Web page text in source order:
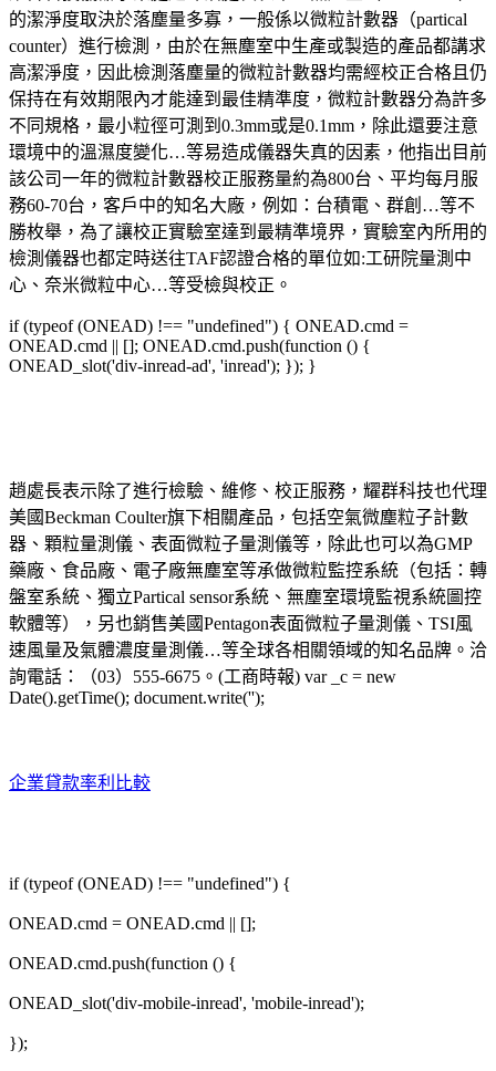
的潔淨度取決於落塵量多寡，一般係以微粒計數器（partical
counter）進行檢測，由於在無塵室中生產或製造的產品都講求
高潔淨度，因此檢測落塵量的微粒計數器均需經校正合格且仍
保持在有效期限內才能達到最佳精準度，微粒計數器分為許多
不同規格，最小粒徑可測到0.3mm或是0.1mm，除此還要注意
環境中的溫濕度變化…等易造成儀器失真的因素，他指出目前
該公司一年的微粒計數器校正服務量約為800台、平均每月服
務60-70台，客戶中的知名大廠，例如：台積電、群創…等不
勝枚舉，為了讓校正實驗室達到最精準境界，實驗室內所用的
檢測儀器也都定時送往TAF認證合格的單位如:工研院量測中
心、奈米微粒中心…等受檢與校正。
if (typeof (ONEAD) !== "undefined") { ONEAD.cmd =
ONEAD.cmd || []; ONEAD.cmd.push(function () {
ONEAD_slot('div-inread-ad', 'inread'); }); }
趙處長表示除了進行檢驗、維修、校正服務，耀群科技也代理
美國Beckman Coulter旗下相關產品，包括空氣微塵粒子計數
器、顆粒量測儀、表面微粒子量測儀等，除此也可以為GMP
藥廠、食品廠、電子廠無塵室等承做微粒監控系統（包括：轉
盤室系統、獨立Partical sensor系統、無塵室環境監視系統圖控
軟體等），另也銷售美國Pentagon表面微粒子量測儀、TSI風
速風量及氣體濃度量測儀…等全球各相關領域的知名品牌。洽
詢電話：（03）555-6675。(工商時報) var _c = new
Date().getTime(); document.write('');
企業貸款率利比較
if (typeof (ONEAD) !== "undefined") {
ONEAD.cmd = ONEAD.cmd || [];
ONEAD.cmd.push(function () {
ONEAD_slot('div-mobile-inread', 'mobile-inread');
});